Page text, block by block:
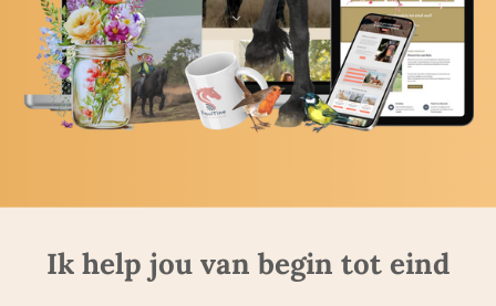
Ik help jou van begin tot eind